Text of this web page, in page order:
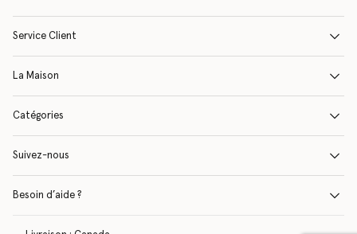
Service Client
La Maison
Catégories
Suivez-nous
Besoin d’aide ?